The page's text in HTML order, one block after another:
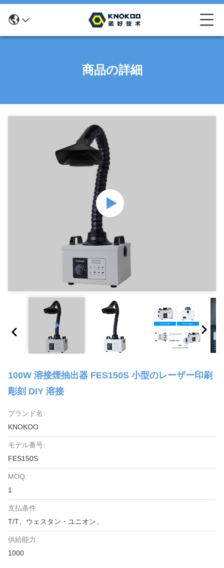
商品の詳細
100W 溶接煙抽出器 FES150S 小型のレーザー印刷
彫刻 DIY 溶接
ブランド名:
KNOKOO
モデル番号:
FES150S
MOQ:
1
支払条件:
T/T、ウェスタン・ユニオン、
供給能力:
1000